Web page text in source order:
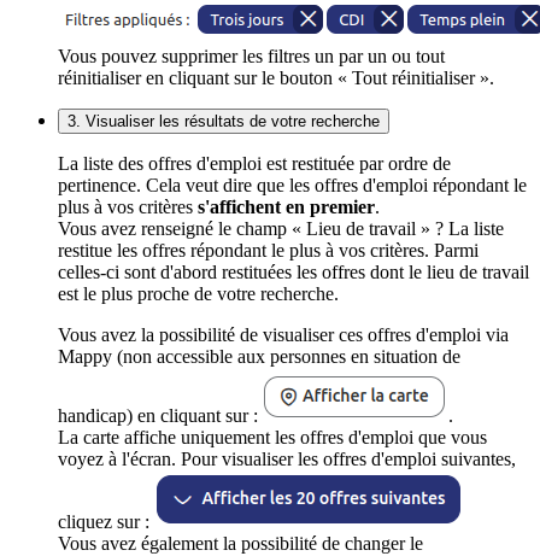
Vous pouvez supprimer les filtres un par un ou tout
réinitialiser en cliquant sur le bouton « Tout réinitialiser ».
3. Visualiser les résultats de votre recherche
La liste des offres d'emploi est restituée par ordre de
pertinence. Cela veut dire que les offres d'emploi répondant le
plus à vos critères s'affichent en premier.
Vous avez renseigné le champ « Lieu de travail » ? La liste
restitue les offres répondant le plus à vos critères. Parmi
celles-ci sont d'abord restituées les offres dont le lieu de travail
est le plus proche de votre recherche.
Vous avez la possibilité de visualiser ces offres d'emploi via
Mappy (non accessible aux personnes en situation de
handicap) en cliquant sur :
.
La carte affiche uniquement les offres d'emploi que vous
voyez à l'écran. Pour visualiser les offres d'emploi suivantes,
cliquez sur :
Vous avez également la possibilité de changer le